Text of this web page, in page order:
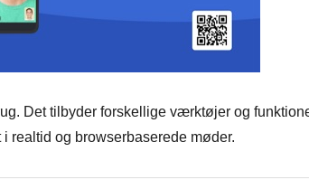
Det tilbyder forskellige værktøjer og
realtid og browserbaserede møder.